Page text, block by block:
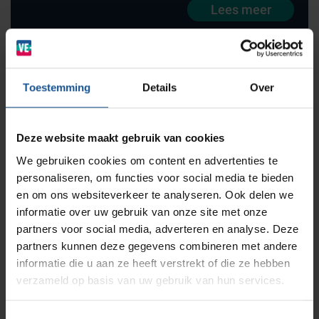
Toestemming Details Over
Deze website maakt gebruik van cookies
We gebruiken cookies om content en advertenties te
personaliseren, om functies voor social media te bieden
en om ons websiteverkeer te analyseren. Ook delen we
informatie over uw gebruik van onze site met onze
partners voor social media, adverteren en analyse. Deze
partners kunnen deze gegevens combineren met andere
informatie die u aan ze heeft verstrekt of die ze hebben
verzameld op basis van uw gebruik van hun services.
Lees meer
PME reanimatiewagens
Lees meer
Branches
Ziekenhuizen en klinieken
Zorginstellingen
Solutions
RVS Werkplekinrichting
Modulaire Inrichtingssystemen
Opslagsystemen en voorraadbeheer
Productlijnen
Medische afvalverpakkingen
Infectiepreventie en hygiëne
Opslagmogelijkheden
Medische (verzorgings)wagens
Assortiment
Hammerlit
Septodry
Metro
Zarges
AP Medical
BINBIN
Contact
Ons team
Klantcases
Vacatures